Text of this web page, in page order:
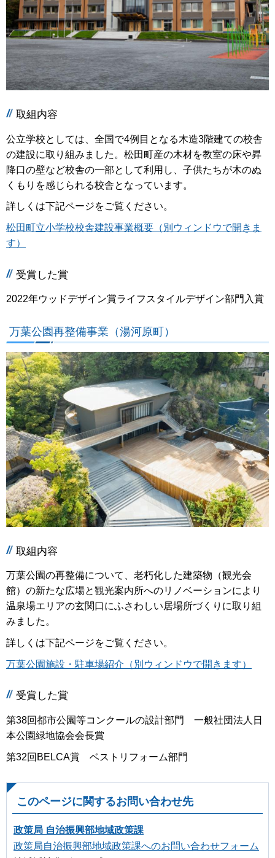
取組内容
公立学校としては、全国で4例目となる木造3階建ての校舎
の建設に取り組みました。松田町産の木材を教室の床や昇
降口の壁など校舎の一部として利用し、子供たちが木のぬ
くもりを感じられる校舎となっています。
詳しくは下記ページをご覧ください。
松田町立小学校校舎建設事業概要（別ウィンドウで開きま
す）
受賞した賞
2022年ウッドデザイン賞ライフスタイルデザイン部門入賞
万葉公園再整備事業（湯河原町）
取組内容
万葉公園の再整備について、老朽化した建築物（観光会
館）の新たな広場と観光案内所へのリノベーションにより
温泉場エリアの玄関口にふさわしい居場所づくりに取り組
みました。
詳しくは下記ページをご覧ください。
万葉公園施設・駐車場紹介（別ウィンドウで開きます）
受賞した賞
第38回都市公園等コンクールの設計部門 一般社団法人日
本公園緑地協会会長賞
第32回BELCA賞 ベストリフォーム部門
このページに関するお問い合わせ先
政策局 自治振興部地域政策課
政策局自治振興部地域政策課へのお問い合わせフォーム